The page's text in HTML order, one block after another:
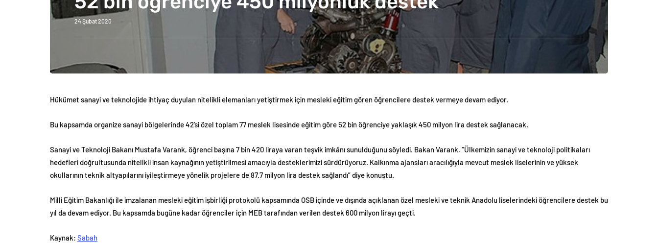
24 Şubat 2020
Hükümet sanayi ve teknolojide ihtiyaç duyulan nitelikli elemanları yetiştirmek için mesleki eğitim gören öğrencilere destek vermeye devam ediyor.
Bu kapsamda organize sanayi bölgelerinde 42’si özel toplam 77 meslek lisesinde eğitim göre 52 bin öğrenciye yaklaşık 450 milyon lira destek sağlanacak.
Sanayi ve Teknoloji Bakanı Mustafa Varank, öğrenci başına 7 bin 420 liraya varan teşvik imkânı sunulduğunu söyledi. Bakan Varank, “Ülkemizin sanayi ve teknoloji politikaları
hedefleri doğrultusunda nitelikli insan kaynağının yetiştirilmesi amacıyla desteklerimizi sürdürüyoruz. Kalkınma ajansları aracılığıyla mevcut meslek liselerinin ve yüksek
okullarının teknik altyapılarını iyileştirmeye yönelik projelere de 87.7 milyon lira destek sağlandı” diye konuştu.
Milli Eğitim Bakanlığı ile imzalanan mesleki eğitim işbirliği protokolü kapsamında OSB içinde ve dışında açıklanan özel mesleki ve teknik Anadolu liselerindeki öğrencilere destek bu
yıl da devam ediyor. Bu kapsamda bugüne kadar öğrenciler için MEB tarafından verilen destek 600 milyon lirayı geçti.
Kaynak: Sabah